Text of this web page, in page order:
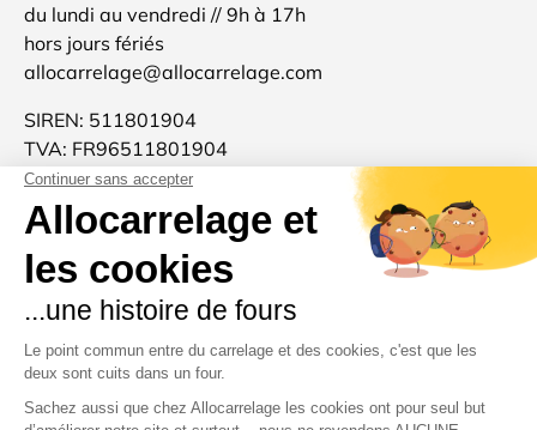
du lundi au vendredi // 9h à 17h
hors jours fériés
allocarrelage@allocarrelage.com
SIREN: 511801904
TVA: FR96511801904
Allocarrelage est une marque française 🐓
d'inspiration italienne 🍝
Merci pour votre confiance et à très bientôt :-)
Moyens de paiement acceptés
Pays